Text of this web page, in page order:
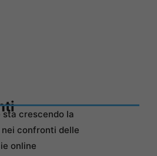
sta crescendo la
confronti delle
online